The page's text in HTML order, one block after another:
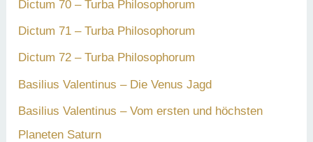
Dictum 70 – Turba Philosophorum
Dictum 71 – Turba Philosophorum
Dictum 72 – Turba Philosophorum
Basilius Valentinus – Die Venus Jagd
Basilius Valentinus – Vom ersten und höchsten
Planeten Saturn